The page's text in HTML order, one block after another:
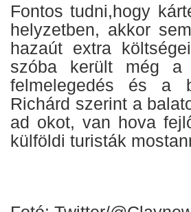
Fontos tudni,hogy
helyzetben, akkor
hazaút extra
szóba került még a
felmelegedés és a
Richárd szerint a
ad okot, van hova
külföldi turisták